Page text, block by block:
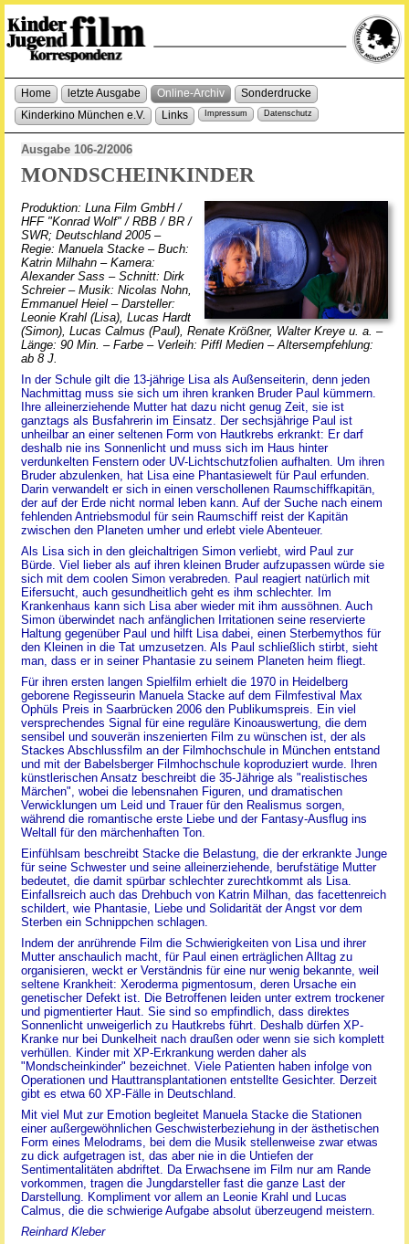
Home letzte Ausgabe Online-Archiv
Sonderdrucke
Kinderkino München e.V.
Links Impressum Datenschutz
Ausgabe 106-2/2006
MONDSCHEINKINDER
Produktion: Luna Film GmbH /
HFF "Konrad Wolf" / RBB / BR /
SWR; Deutschland 2005 –
Regie: Manuela Stacke – Buch:
Katrin Milhahn – Kamera:
Alexander Sass – Schnitt: Dirk
Schreier – Musik: Nicolas Nohn,
Emmanuel Heiel – Darsteller:
Leonie Krahl (Lisa), Lucas Hardt
(Simon), Lucas Calmus (Paul), Renate Krößner, Walter Kreye u. a. –
Länge: 90 Min. – Farbe – Verleih: Piffl Medien – Altersempfehlung:
ab 8 J.
In der Schule gilt die 13-jährige Lisa als Außenseiterin, denn jeden
Nachmittag muss sie sich um ihren kranken Bruder Paul kümmern.
Ihre alleinerziehende Mutter hat dazu nicht genug Zeit, sie ist
ganztags als Busfahrerin im Einsatz. Der sechsjährige Paul ist
unheilbar an einer seltenen Form von Hautkrebs erkrankt: Er darf
deshalb nie ins Sonnenlicht und muss sich im Haus hinter
verdunkelten Fenstern oder UV-Lichtschutzfolien aufhalten. Um ihren
Bruder abzulenken, hat Lisa eine Phantasiewelt für Paul erfunden.
Darin verwandelt er sich in einen verschollenen Raumschiffkapitän,
der auf der Erde nicht normal leben kann. Auf der Suche nach einem
fehlenden Antriebsmodul für sein Raumschiff reist der Kapitän
zwischen den Planeten umher und erlebt viele Abenteuer.
Als Lisa sich in den gleichaltrigen Simon verliebt, wird Paul zur
Bürde. Viel lieber als auf ihren kleinen Bruder aufzupassen würde sie
sich mit dem coolen Simon verabreden. Paul reagiert natürlich mit
Eifersucht, auch gesundheitlich geht es ihm schlechter. Im
Krankenhaus kann sich Lisa aber wieder mit ihm aussöhnen. Auch
Simon überwindet nach anfänglichen Irritationen seine reservierte
Haltung gegenüber Paul und hilft Lisa dabei, einen Sterbemythos für
den Kleinen in die Tat umzusetzen. Als Paul schließlich stirbt, sieht
man, dass er in seiner Phantasie zu seinem Planeten heim fliegt.
Für ihren ersten langen Spielfilm erhielt die 1970 in Heidelberg
geborene Regisseurin Manuela Stacke auf dem Filmfestival Max
Ophüls Preis in Saarbrücken 2006 den Publikumspreis. Ein viel
versprechendes Signal für eine reguläre Kinoauswertung, die dem
sensibel und souverän inszenierten Film zu wünschen ist, der als
Stackes Abschlussfilm an der Filmhochschule in München entstand
und mit der Babelsberger Filmhochschule koproduziert wurde. Ihren
künstlerischen Ansatz beschreibt die 35-Jährige als "realistisches
Märchen", wobei die lebensnahen Figuren, und dramatischen
Verwicklungen um Leid und Trauer für den Realismus sorgen,
während die romantische erste Liebe und der Fantasy-Ausflug ins
Weltall für den märchenhaften Ton.
Einfühlsam beschreibt Stacke die Belastung, die der erkrankte Junge
für seine Schwester und seine alleinerziehende, berufstätige Mutter
bedeutet, die damit spürbar schlechter zurechtkommt als Lisa.
Einfallsreich auch das Drehbuch von Katrin Milhan, das facettenreich
schildert, wie Phantasie, Liebe und Solidarität der Angst vor dem
Sterben ein Schnippchen schlagen.
Indem der anrührende Film die Schwierigkeiten von Lisa und ihrer
Mutter anschaulich macht, für Paul einen erträglichen Alltag zu
organisieren, weckt er Verständnis für eine nur wenig bekannte, weil
seltene Krankheit: Xeroderma pigmentosum, deren Ursache ein
genetischer Defekt ist. Die Betroffenen leiden unter extrem trockener
und pigmentierter Haut. Sie sind so empfindlich, dass direktes
Sonnenlicht unweigerlich zu Hautkrebs führt. Deshalb dürfen XP-
Kranke nur bei Dunkelheit nach draußen oder wenn sie sich komplett
verhüllen. Kinder mit XP-Erkrankung werden daher als
"Mondscheinkinder" bezeichnet. Viele Patienten haben infolge von
Operationen und Hauttransplantationen entstellte Gesichter. Derzeit
gibt es etwa 60 XP-Fälle in Deutschland.
Mit viel Mut zur Emotion begleitet Manuela Stacke die Stationen
einer außergewöhnlichen Geschwisterbeziehung in der ästhetischen
Form eines Melodrams, bei dem die Musik stellenweise zwar etwas
zu dick aufgetragen ist, das aber nie in die Untiefen der
Sentimentalitäten abdriftet. Da Erwachsene im Film nur am Rande
vorkommen, tragen die Jungdarsteller fast die ganze Last der
Darstellung. Kompliment vor allem an Leonie Krahl und Lucas
Calmus, die die schwierige Aufgabe absolut überzeugend meistern.
Reinhard Kleber